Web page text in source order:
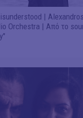
|
Orchestra | Από το